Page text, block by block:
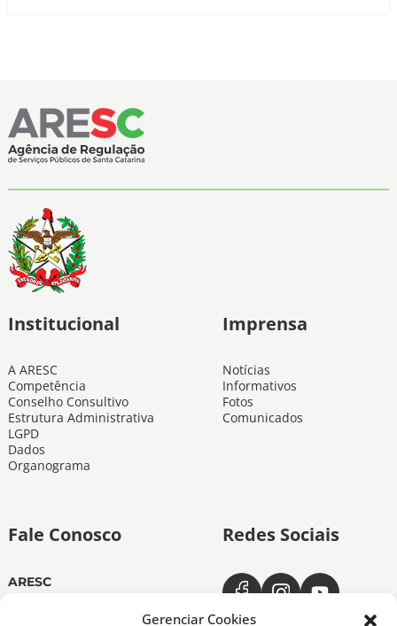
Gerenciar Cookies
Institucional
A ARESC
Competência
Conselho Consultivo
Estrutura Administrativa
LGPD
Dados
Organograma
Imprensa
Notícias
Informativos
Fotos
Comunicados
Fale Conosco
ARESC
Redes Sociais